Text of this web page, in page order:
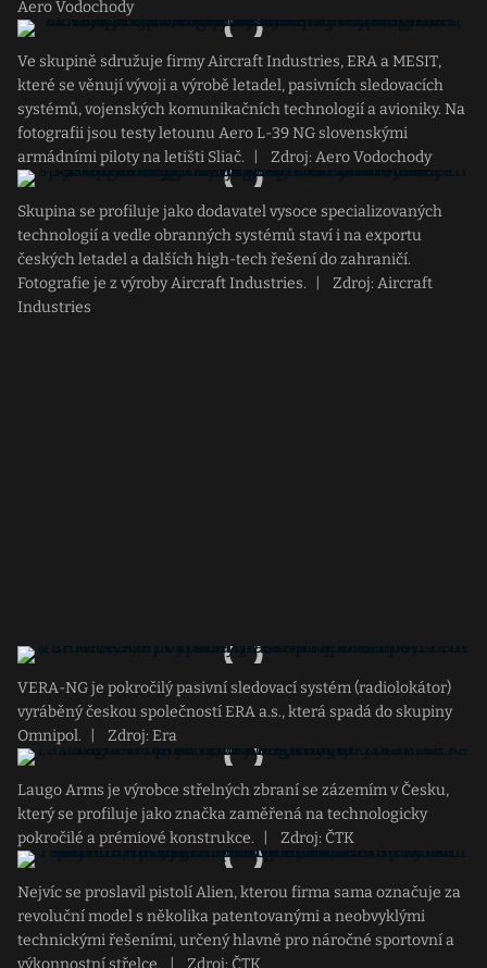
Aero Vodochody
Ve skupině sdružuje firmy Aircraft Industries, ERA a MESIT,
které se věnují vývoji a výrobě letadel, pasivních sledovacích
systémů, vojenských komunikačních technologií a avioniky. Na
fotografii jsou testy letounu Aero L-39 NG slovenskými
armádními piloty na letišti Sliač.
Zdroj: Aero Vodochody
Skupina se profiluje jako dodavatel vysoce specializovaných
technologií a vedle obranných systémů staví i na exportu
českých letadel a dalších high-tech řešení do zahraničí.
Fotografie je z výroby Aircraft Industries.
Zdroj: Aircraft
Industries
VERA-NG je pokročilý pasivní sledovací systém (radiolokátor)
vyráběný českou společností ERA a.s., která spadá do skupiny
Omnipol.
Zdroj: Era
Laugo Arms je výrobce střelných zbraní se zázemím v Česku,
který se profiluje jako značka zaměřená na technologicky
pokročilé a prémiové konstrukce.
Zdroj: ČTK
Nejvíc se proslavil pistolí Alien, kterou firma sama označuje za
revoluční model s několika patentovanými a neobvyklými
technickými řešeními, určený hlavně pro náročné sportovní a
výkonnostní střelce.
Zdroj: ČTK